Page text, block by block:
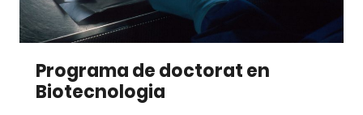
Programa de doctorat en
Biotecnologia